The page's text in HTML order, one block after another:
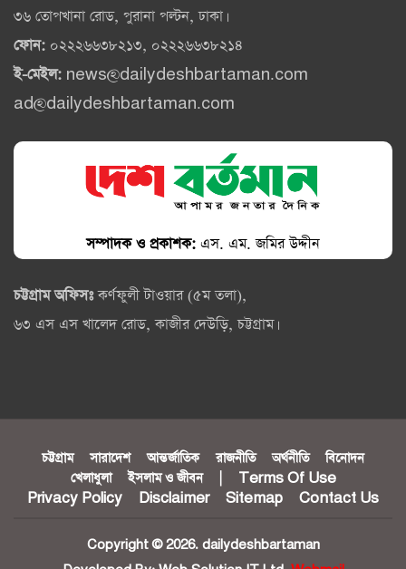
৩৬ তোপখানা রোড, পুরানা পল্টন, ঢাকা।
ফোন: ০২২২৬৬৩৮২১৩, ০২২২৬৬৩৮২১৪
ই-মেইল: news@dailydeshbartaman.com
ad@dailydeshbartaman.com
সম্পাদক ও প্রকাশক: এস. এম. জমির উদ্দীন
চট্টগ্রাম অফিসঃকর্ণফুলী টাওয়ার (৫ম তলা),
৬৩ এস এস খালেদ রোড, কাজীর দেউড়ি, চট্টগ্রাম।
চট্টগ্রাম সারাদেশ আন্তর্জাতিক রাজনীতি অর্থনীতি
বিনোদন
খেলাধুলা
ইসলাম ও জীবন
Terms Of Use
Privacy Policy
Disclaimer Sitemap Contact Us
Copyright © 2026. dailydeshbartaman